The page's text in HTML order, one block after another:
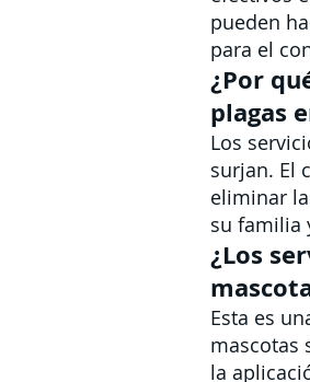
pueden
para el
¿Por
plagas
Los
surjan. El
eliminar
su familia
¿Los
Esta es
mascotas
la